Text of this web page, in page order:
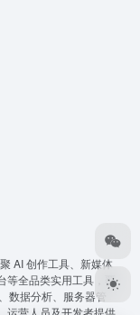
AI 创作工具、新媒体
等全品类实用工具，覆
据分析、服务器管
运营人员及开发者提供